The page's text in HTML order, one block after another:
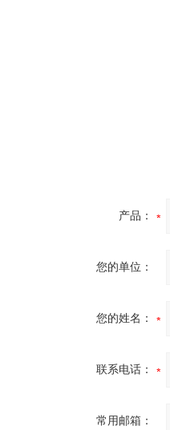
产品：
您的单位：
您的姓名：
联系电话：
常用邮箱：